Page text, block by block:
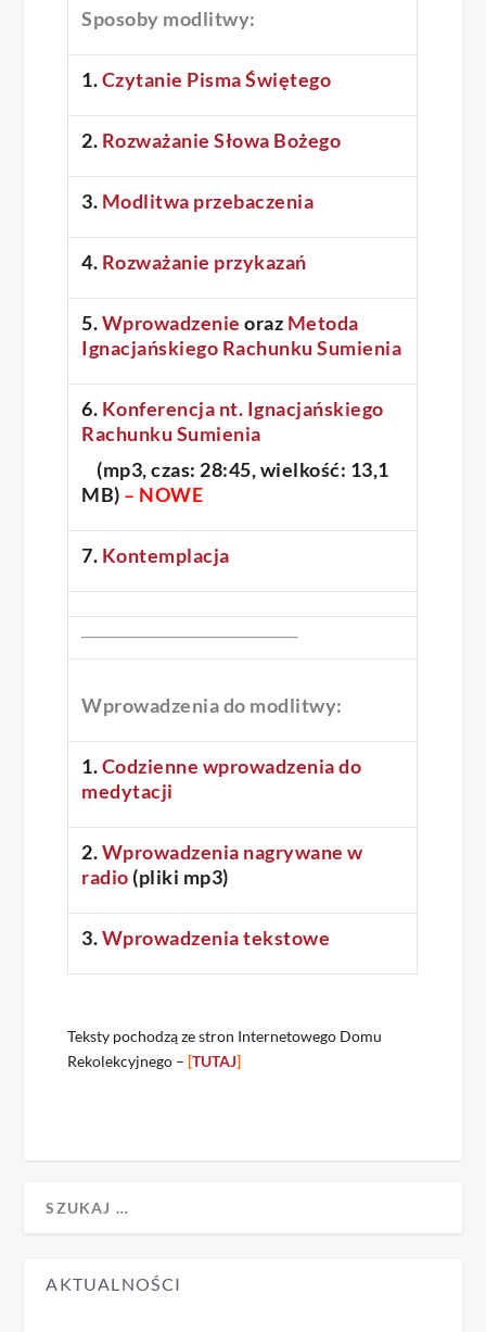
Sposoby modlitwy:
1.Czytanie Pisma Świętego
2. Rozważanie Słowa Bożego
3. Modlitwa przebaczenia
4. Rozważanie przykazań
5.Wprowadzenie oraz Metoda
Ignacjańskiego Rachunku Sumienia
6. Konferencja nt. Ignacjańskiego
Rachunku Sumienia
(mp3, czas: 28:45, wielkość: 13,1
MB) – NOWE
7. Kontemplacja
Wprowadzenia do modlitwy:
1.Codzienne wprowadzenia do
medytacji
2.Wprowadzenia nagrywane w
radio (pliki mp3)
3.Wprowadzenia tekstowe
Teksty pochodzą ze stron Internetowego Domu
Rekolekcyjnego –[TUTAJ]
AKTUALNOŚCI